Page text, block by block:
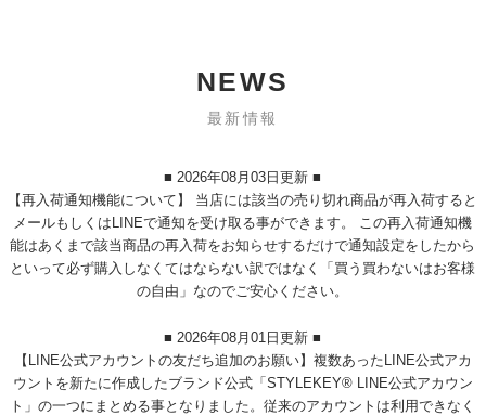
NEWS
最新情報
■ 2026年08月03日更新 ■
【再入荷通知機能について】 当店には該当の売り切れ商品が再入荷すると
メールもしくはLINEで通知を受け取る事ができます。 この再入荷通知機
能はあくまで該当商品の再入荷をお知らせするだけで通知設定をしたから
といって必ず購入しなくてはならない訳ではなく「買う買わないはお客様
の自由」なのでご安心ください。
■ 2026年08月01日更新 ■
【LINE公式アカウントの友だち追加のお願い】複数あったLINE公式アカ
ウントを新たに作成したブランド公式「STYLEKEY® LINE公式アカウン
ト」の一つにまとめる事となりました。従来のアカウントは利用できなく